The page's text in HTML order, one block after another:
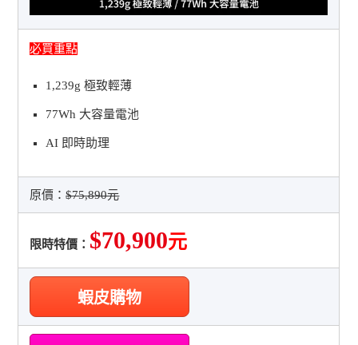
必買重點
1,239g 極致輕薄
77Wh 大容量電池
AI 即時助理
原價：$75,890元
限時特價： $70,900元
蝦皮購物